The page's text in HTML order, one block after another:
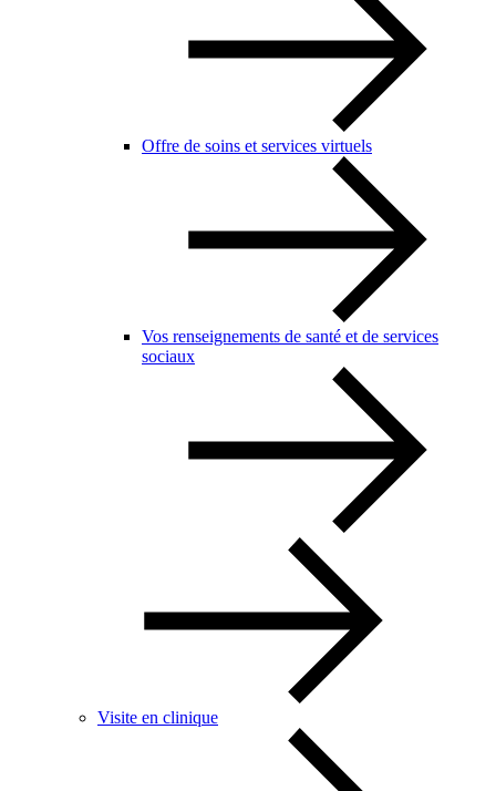
Offre de soins et services virtuels
Vos renseignements de santé et de services
sociaux
Visite en clinique